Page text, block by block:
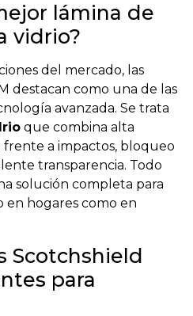
lámina de
vidrio?
del mercado, las
destacan como una de las
avanzada. Se trata
que combina alta
a impactos, bloqueo
transparencia. Todo
solución completa para
hogares como en
Scotchshield
para